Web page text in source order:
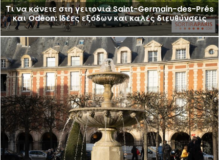
Τι να κάνετε στη γειτονιά Saint-Germain-des-Prés
και Odéon: Ιδέες εξόδων και καλές διευθύνσεις